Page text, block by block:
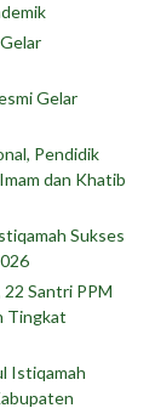
Gelar
Pendidik
dan Khatib
Sukses
Santri PPM
Tingkat
Istiqamah